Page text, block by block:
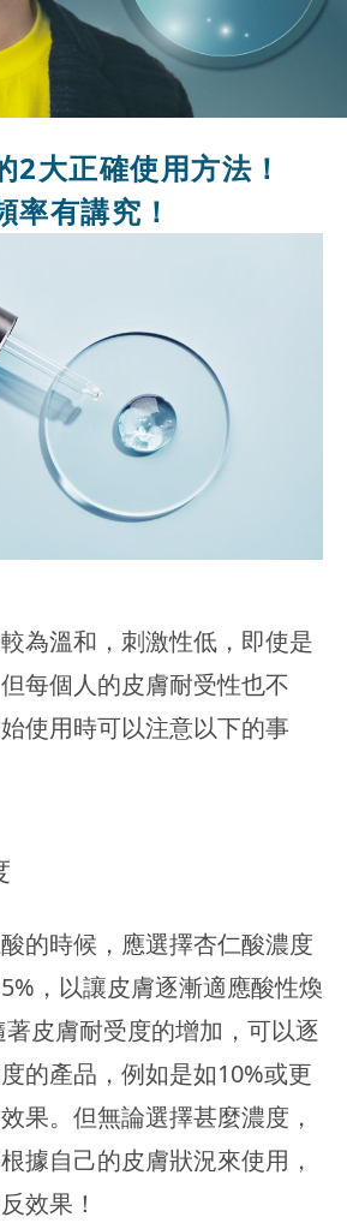
2大正確使用方法！
率有講究！
為溫和，刺激性低，即使是
每個人的皮膚耐受性也不
使用時可以注意以下的事
的時候，應選擇杏仁酸濃度
，以讓皮膚逐漸適應酸性煥
皮膚耐受度的增加，可以逐
的產品，例如是如10%或更
果。但無論選擇甚麼濃度，
據自己的皮膚狀況來使用，
效果！